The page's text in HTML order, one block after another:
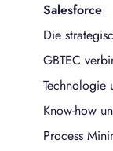
Salesforce
Die
GBTEC
Technologie
Know-how
Process